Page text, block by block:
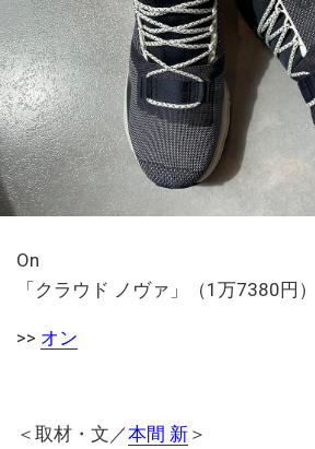
On
「クラウド ノヴァ」（1万7380円）
>> オン
＜取材・文／本間 新 ＞